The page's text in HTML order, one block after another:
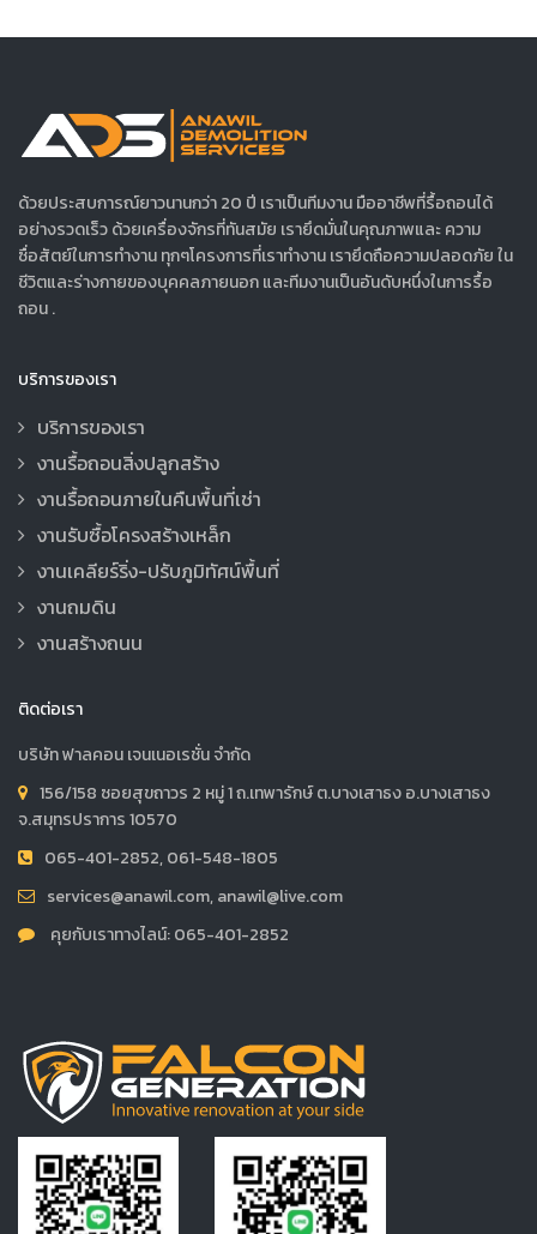
ด้วยประสบการณ์ยาวนานกว่า 20 ปี เราเป็นทีมงาน มืออาชีพที่รื้อถอนได้
อย่างรวดเร็ว ด้วยเครื่องจักรที่ทันสมัย เรายึดมั่นในคุณภาพและ ความ
ซื่อสัตย์ในการทำงาน ทุกๆโครงการที่เราทำงาน เรายึดถือความปลอดภัย ใน
ชีวิตและร่างกายของบุคคลภายนอก และทีมงานเป็นอันดับหนึ่งในการรื้อ
ถอน .
บริการของเรา
บริการของเรา
งานรื้อถอนสิ่งปลูกสร้าง
งานรื้อถอนภายในคืนพื้นที่เช่า
งานรับซื้อโครงสร้างเหล็ก
งานเคลียร์ริ่ง-ปรับภูมิทัศน์พื้นที่
งานถมดิน
งานสร้างถนน
ติดต่อเรา
บริษัท ฟาลคอน เจนเนอเรชั่น จำกัด
156/158 ซอยสุขถาวร 2 หมู่ 1 ถ.เทพารักษ์ ต.บางเสาธง อ.บางเสาธง
จ.สมุทรปราการ 10570
065-401-2852, 061-548-1805
services@anawil.com, anawil@live.com
คุยกับเราทางไลน์: 065-401-2852